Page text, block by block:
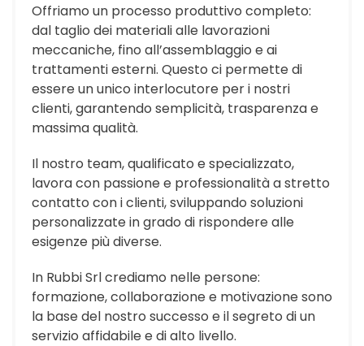
Offriamo un processo produttivo completo:
dal taglio dei materiali alle lavorazioni
meccaniche, fino all’assemblaggio e ai
trattamenti esterni. Questo ci permette di
essere un unico interlocutore per i nostri
clienti, garantendo semplicità, trasparenza e
massima qualità.
Il nostro team, qualificato e specializzato,
lavora con passione e professionalità a stretto
contatto con i clienti, sviluppando soluzioni
personalizzate in grado di rispondere alle
esigenze più diverse.
In Rubbi Srl crediamo nelle persone:
formazione, collaborazione e motivazione sono
la base del nostro successo e il segreto di un
servizio affidabile e di alto livello.